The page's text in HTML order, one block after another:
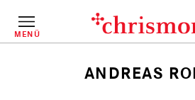
InhaltMENÜ
Pfadnavigation
ANDREAS